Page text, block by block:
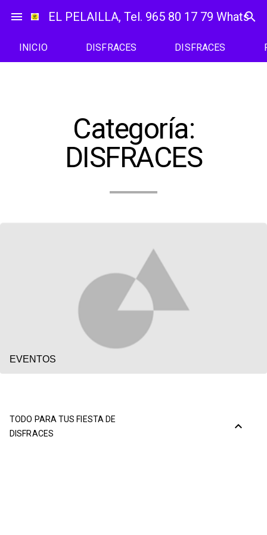
menu EL PELAILLA, Tel. 965 80 17 79 search
INICIO DISFRACES DISFRACES
Categoría:
DISFRACES
EVENTOS
TODO PARA TUS FIESTA DE
DISFRACES
expand_less